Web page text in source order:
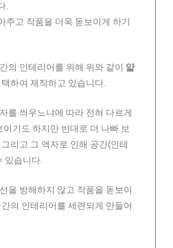
.
주고 작품을 더욱 돋보이게 하기
의 인테리어를 위해 위와 같이 얇
택하여 제작하고 있습니다.
를 씌우느냐에 따라 전혀 다르게
기도 하지만 반대로 더 나빠 보
리고 그 액자로 인해 공간(인테
있습니다.
을 방해하지 않고 작품을 돋보이
의 인테리어를 세련되게 만들어